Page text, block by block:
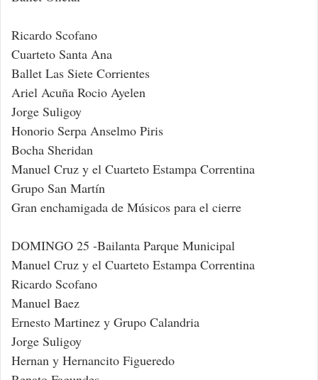
Ricardo Scofano
Cuarteto Santa Ana
Ballet Las Siete Corrientes
Ariel Acuña Rocio Ayelen
Jorge Suligoy
Honorio Serpa Anselmo Piris
Bocha Sheridan
Manuel Cruz y el Cuarteto Estampa Correntina
Grupo San Martín
Gran enchamigada de Músicos para el cierre
DOMINGO 25 -Bailanta Parque Municipal
Manuel Cruz y el Cuarteto Estampa Correntina
Ricardo Scofano
Manuel Baez
Ernesto Martinez y Grupo Calandria
Jorge Suligoy
Hernan y Hernancito Figueredo